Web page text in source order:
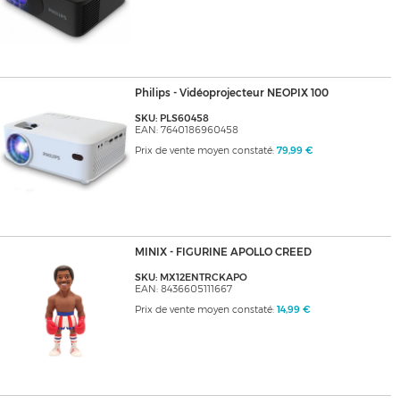
Philips - Vidéoprojecteur NEOPIX 100
SKU: PLS60458
EAN: 7640186960458
Prix de vente moyen constaté: 79,99 €
MINIX - FIGURINE APOLLO CREED
SKU: MX12ENTRCKAPO
EAN: 8436605111667
Prix de vente moyen constaté: 14,99 €